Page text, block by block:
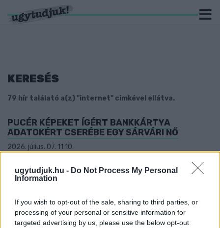
ugytudjuk.hu - Do Not Process My Personal
Information
If you wish to opt-out of the sale, sharing to third parties, or
processing of your personal or sensitive information for
targeted advertising by us, please use the below opt-out
KERESÉS
79 hír találató a(z) "internet" cimkével ellátva.
PUCÉR KÉPEKET ÍGÉRT BANKKÁRTYA
ADATOKÉRT CSERÉBE EGY SÁRVÁRI NŐ
2026. július. 07. 11:10
TÖBBET INTERNETEZÜNK, DE TÖBB PÉNZT IS
KELL KÖLTÜNK RÁ MOSTANTÓL – ÁRAT
2026. június. 19. 12:50
339 milliárd forintos bevételt termelt a távközlési szektor az év
első negyedévében, miközben júliustól a Telekom és a Yettel,